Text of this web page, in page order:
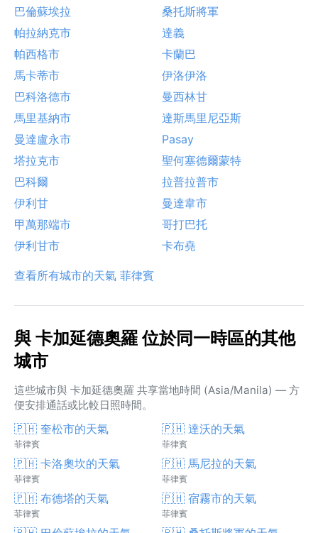
巴倫蘇埃拉
桑托斯將軍
帕拉納克市
達義
帕西格市
卡蘭巴
馬卡蒂市
伊洛伊洛
巴科洛德市
曼西林甘
馬里基納市
達斯馬里尼亞斯
曼達盧永市
Pasay
塔拉克市
聖何塞德爾蒙特
巴科爾
拉普拉普市
伊利甘
曼達韋市
甲萬那端市
哥打巴托
伊利甘市
卡布堯
查看所有城市的天氣 菲律賓
與 卡加延德奧羅 位於同一時區的其他
城市
這些城市與 卡加延德奧羅 共享當地時間 (Asia/Manila) — 方
便安排通話或比較日照時間。
🇵🇭 奎松市的天氣
菲律賓
🇵🇭 達沃的天氣
菲律賓
🇵🇭 卡洛奧坎的天氣
菲律賓
🇵🇭 馬尼拉的天氣
菲律賓
🇵🇭 布德塔的天氣
菲律賓
🇵🇭 宿霧市的天氣
菲律賓